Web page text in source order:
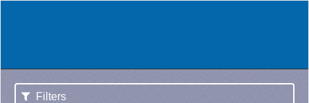
Filters